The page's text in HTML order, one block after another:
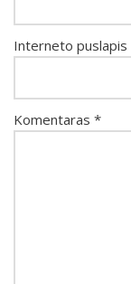
Interneto puslapis
Komentaras *